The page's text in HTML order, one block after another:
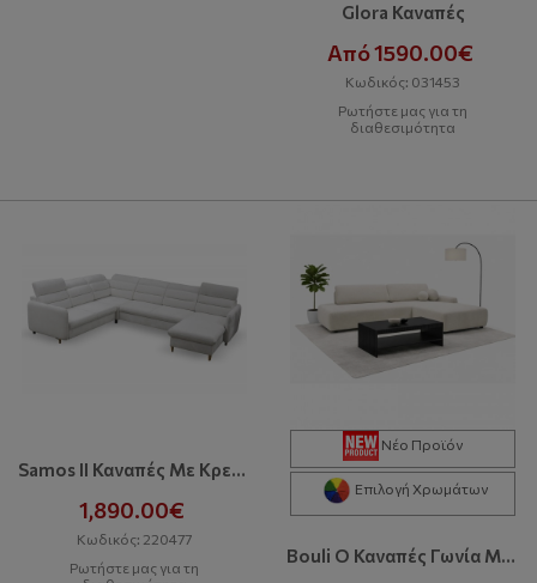
Glora Καναπές
Από 1590.00€
Κωδικός: 031453
Ρωτήστε μας για τη
διαθεσιμότητα
Samos II Καναπές Με Κρεβάτι Και Αποθηκευτικό Χώρο
1,890.00€
Κωδικός: 220477
Ρωτήστε μας για τη
Νέο Προϊόν
Επιλογή Χρωμάτων
Bouli O Καναπές Γωνία Με Κρεβάτι Και Αποθηκευτικό Χώρο